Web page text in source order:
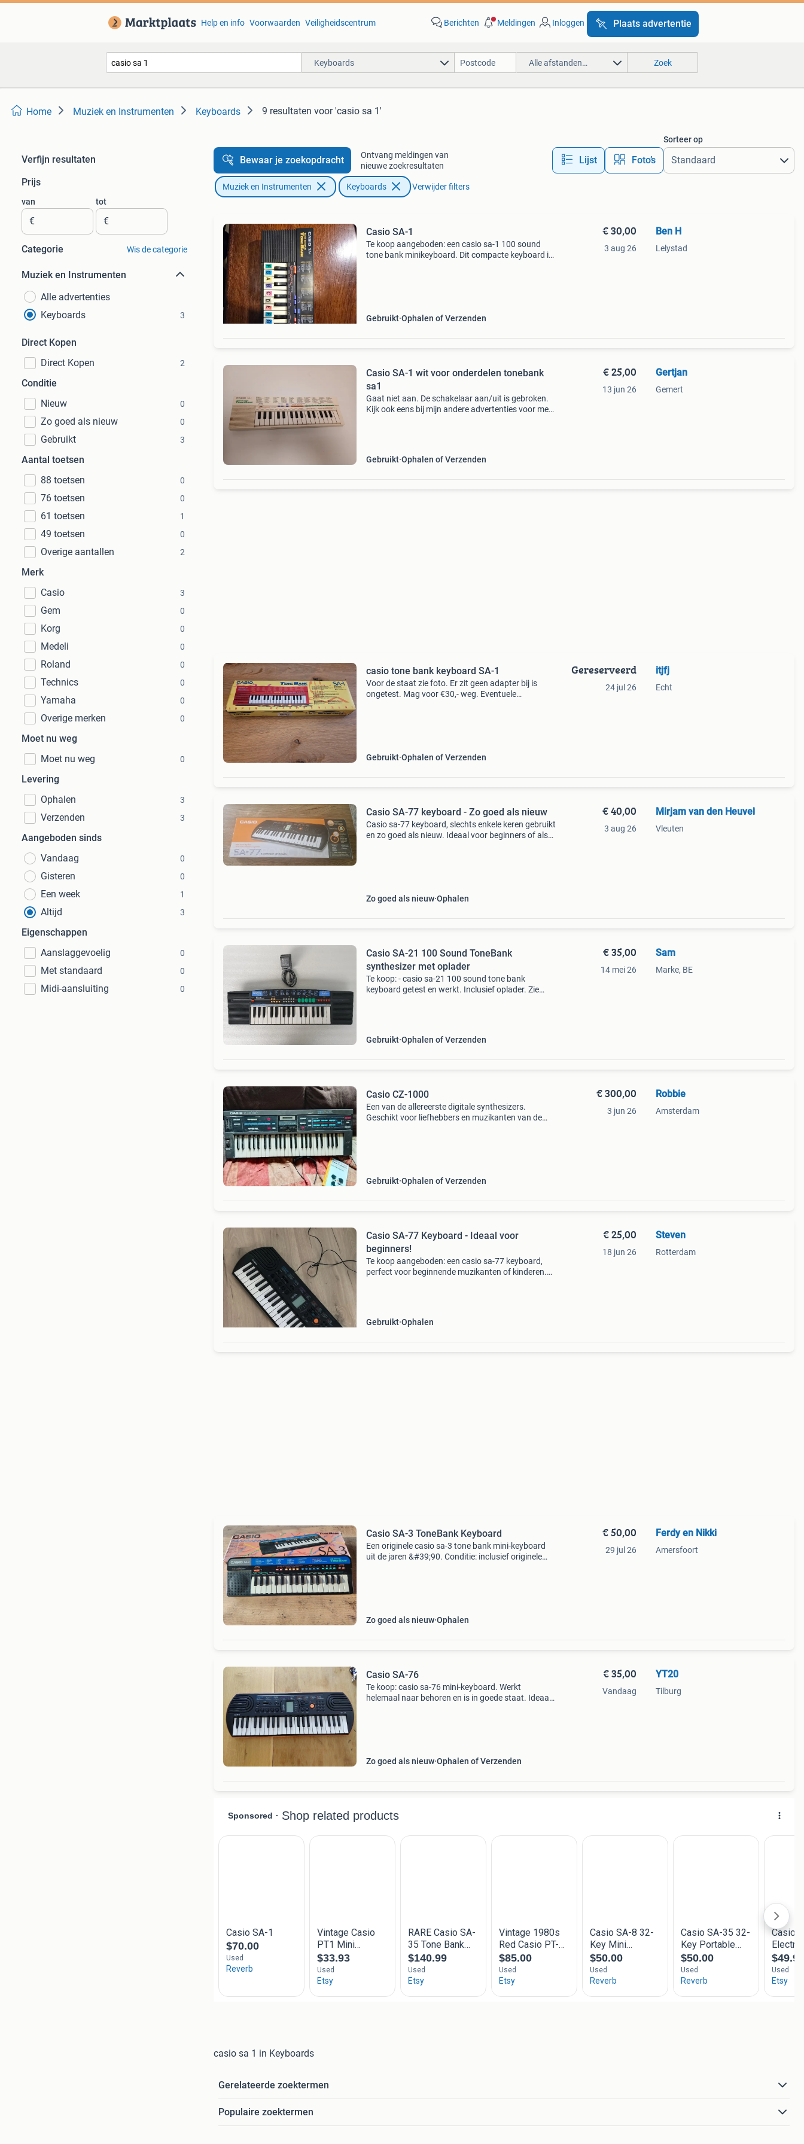
Help en info Voorwaarden Veiligheidscentrum Berichten Meldingen Inloggen Plaats advertentie
Keyboards Alle afstanden… Zoek
Home Muziek en Instrumenten Keyboards 9 resultaten voor 'casio sa 1'
Verfijn resultaten
Prijs
van
€
tot
€
Categorie Wis de categorie
Muziek en Instrumenten
Alle advertenties
Keyboards
3
Direct Kopen
Direct Kopen
2
Conditie
Nieuw
0
Zo goed als nieuw 0
Gebruikt 3
Aantal toetsen
88 toetsen
0
76 toetsen 0
61 toetsen 1
49 toetsen 0
Overige aantallen 2
Merk
Casio
3
Gem 0
Korg 0
Medeli 0
Roland 0
Technics 0
Yamaha 0
Overige merken 0
Moet nu weg
Moet nu weg
0
Levering
Ophalen
3
Verzenden 3
Aangeboden sinds
Vandaag
0
Gisteren 0
Een week 1
Altijd 3
Eigenschappen
Aanslaggevoelig
0
Met standaard 0
Midi-aansluiting 0
Bewaar je zoekopdracht
Ontvang meldingen van
nieuwe zoekresultaten
Lijst Foto’s
Sorteer op
Muziek en Instrumenten Keyboards Verwijder filters
Casio SA-1
Te koop aangeboden: een casio sa-1 100 sound
tone bank minikeyboard. Dit compacte keyboard is
Gebruikt Ophalen of Verzenden
€ 30,00
3 aug 26
Ben H
Lelystad
Casio SA-1 wit voor onderdelen tonebank
sa1
Gaat niet aan. De schakelaar aan/uit is gebroken.
Kijk ook eens bij mijn andere advertenties voor meer
Gebruikt Ophalen of Verzenden
€ 25,00
13 jun 26
Gertjan
Gemert
casio tone bank keyboard SA-1
Voor de staat zie foto. Er zit geen adapter bij is
ongetest. Mag voor €30,- weg. Eventuele
Gebruikt Ophalen of Verzenden
Gereserveerd
24 jul 26
itjfj
Echt
Casio SA-77 keyboard - Zo goed als nieuw
Casio sa-77 keyboard, slechts enkele keren gebruikt
en zo goed als nieuw. Ideaal voor beginners of als
Zo goed als nieuw Ophalen
€ 40,00
3 aug 26
Mirjam van den Heuvel
Vleuten
Casio SA-21 100 Sound ToneBank
synthesizer met oplader
Te koop: - casio sa-21 100 sound tone bank
keyboard getest en werkt. Inclusief oplader. Zie
Gebruikt Ophalen of Verzenden
€ 35,00
14 mei 26
Sam
Marke, BE
Casio CZ-1000
Een van de allereerste digitale synthesizers.
Geschikt voor liefhebbers en muzikanten van de
Gebruikt Ophalen of Verzenden
€ 300,00
3 jun 26
Robbie
Amsterdam
Casio SA-77 Keyboard - Ideaal voor
beginners!
Te koop aangeboden: een casio sa-77 keyboard,
perfect voor beginnende muzikanten of kinderen.
Gebruikt Ophalen
€ 25,00
18 jun 26
Steven
Rotterdam
Casio SA-3 ToneBank Keyboard
Een originele casio sa-3 tone bank mini-keyboard
uit de jaren &#39;90. Conditie: inclusief originele
Zo goed als nieuw Ophalen
€ 50,00
29 jul 26
Ferdy en Nikki
Amersfoort
Casio SA-76
Te koop: casio sa-76 mini-keyboard. Werkt
helemaal naar behoren en is in goede staat. Ideaal
Zo goed als nieuw Ophalen of Verzenden
€ 35,00
Vandaag
YT20
Tilburg
casio sa 1 in Keyboards
Gerelateerde zoektermen
Populaire zoektermen